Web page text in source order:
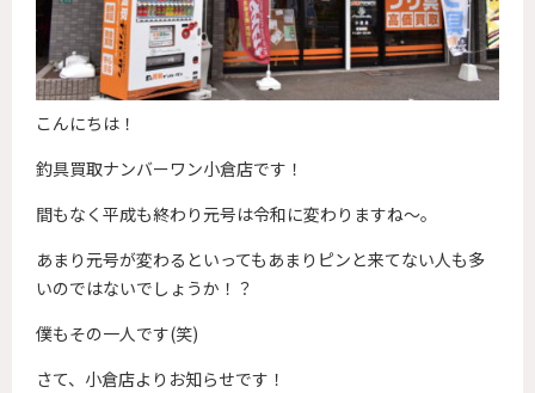
こんにちは！
釣具買取ナンバーワン小倉店です！
間もなく平成も終わり元号は令和に変わりますね～。
あまり元号が変わるといってもあまりピンと来てない人も多
いのではないでしょうか！？
僕もその一人です(笑)
さて、小倉店よりお知らせです！